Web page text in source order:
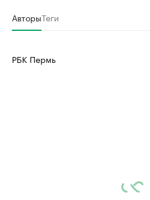
АвторыТеги
РБК Пермь